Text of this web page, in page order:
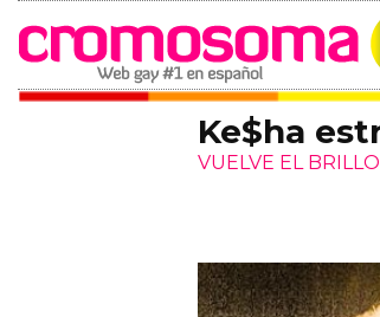
Ke$ha
VUELVE EL BRILLO